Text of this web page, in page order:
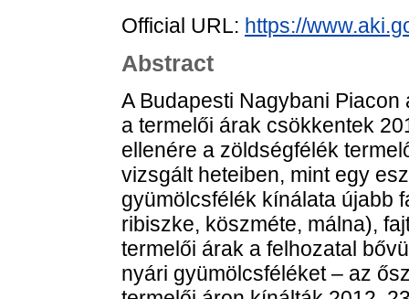
Official URL: https://
Abstract
A Budapesti Nagybani
a termelői árak csökkentek
ellenére a zöldségfélék
vizsgált heteiben, mint egy
gyümölcsfélék kínálata újabb
ribiszke, köszméte, málna),
termelői árak a felhozatal
nyári gyümölcsféléket – az